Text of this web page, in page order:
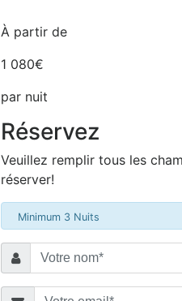
À partir de
1 080€
par nuit
Réservez
Veuillez remplir tous les
réserver!
Minimum 3 Nuits